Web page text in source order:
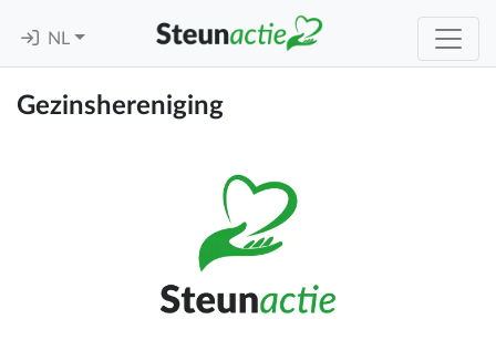
NL
Gezinshereniging